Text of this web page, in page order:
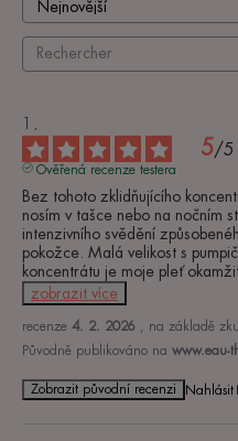
5/5
Ověřená recenze testera
Bez tohoto zklidňujícího
nosím v tašce nebo na nočním
intenzivního svědění
pokožce. Malá velikost s
koncentrátu je moje pleť
zobrazit více
recenze 4. 2. 2026 , na základě
Původně publikováno na www.eau-
Zobrazit původní recenzi Nahlásit